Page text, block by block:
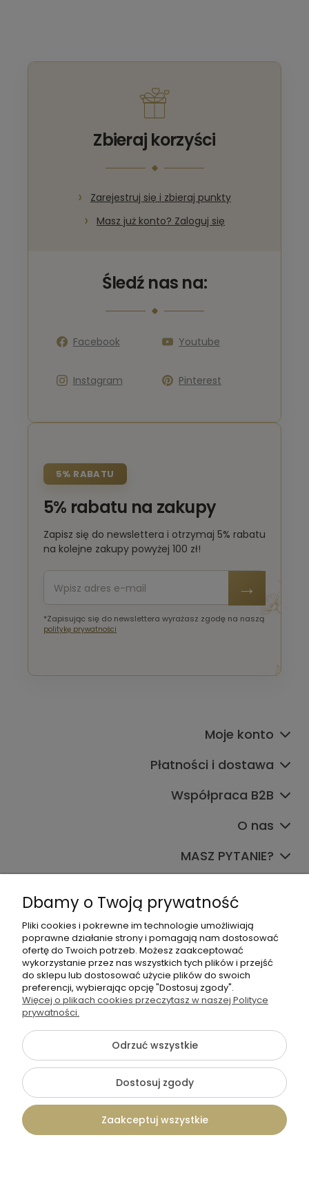
Zbieraj korzyści
Zarejestruj się i zbieraj punkty
Masz już konto? Zaloguj się
Śledź nas na:
Facebook Youtube
Instagram Pinterest
5% RABATU
5% rabatu na zakupy
Zapisz się do newslettera i otrzymaj 5% rabatu
na kolejne zakupy powyżej 100 zł!
*Zapisując się do newslettera wyrażasz zgodę na naszą
politykę prywatności
Moje konto
Płatności i dostawa
Współpraca B2B
O nas
MASZ PYTANIE?
+48 570 367 989
©2026 Wszelkie Prawa Zastrzeżone | TADAM Pracownia
Kreatywna
Szablon Flex by Ecommercy
Dbamy o Twoją prywatność
Pliki cookies i pokrewne im technologie umożliwiają
poprawne działanie strony i pomagają nam dostosować
ofertę do Twoich potrzeb. Możesz zaakceptować
wykorzystanie przez nas wszystkich tych plików i przejść
do sklepu lub dostosować użycie plików do swoich
preferencji, wybierając opcję "Dostosuj zgody".
Więcej o plikach cookies przeczytasz w naszej Polityce
prywatności.
Odrzuć wszystkie
Dostosuj zgody
Zaakceptuj wszystkie